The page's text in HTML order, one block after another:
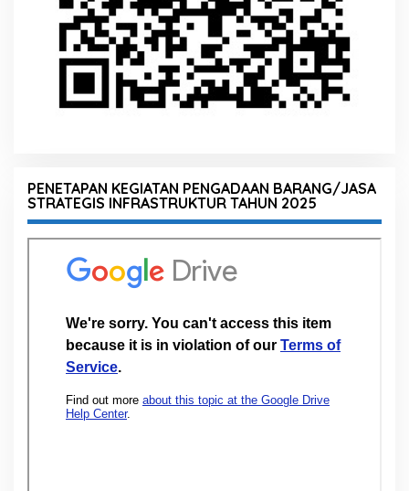
PENETAPAN KEGIATAN PENGADAAN BARANG/JASA
STRATEGIS INFRASTRUKTUR TAHUN 2025